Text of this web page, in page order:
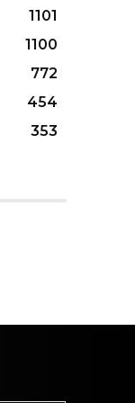
1101
1100
772
454
353